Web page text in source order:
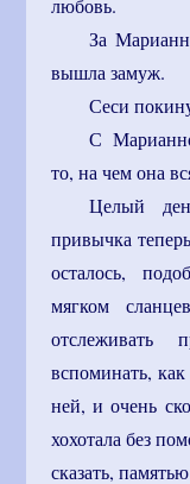
За
вышла замуж.
Сеси
С
то, на чем она
Целый
привычка
осталось,
мягком
вспоминать,
ней, и очень
хохотала без
сказать,